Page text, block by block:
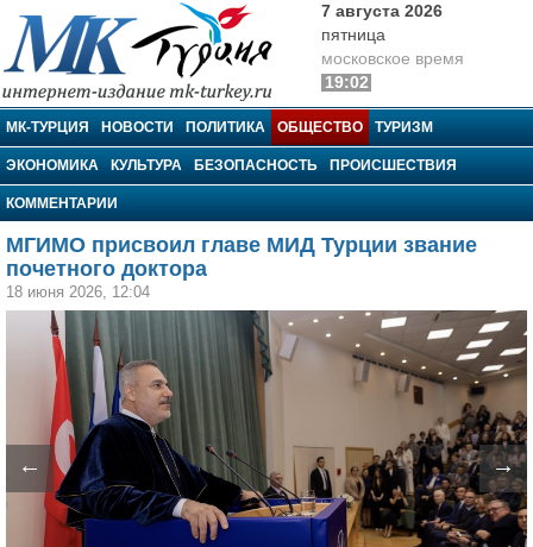
МК-Турция
7 августа 2026
пятница
московское время
19:02
МК-ТУРЦИЯ НОВОСТИ ПОЛИТИКА ОБЩЕСТВО ТУРИЗМ
ЭКОНОМИКА КУЛЬТУРА БЕЗОПАСНОСТЬ ПРОИСШЕСТВИЯ
КОММЕНТАРИИ
МГИМО присвоил главе МИД Турции звание
почетного доктора
18 июня 2026, 12:04
← →